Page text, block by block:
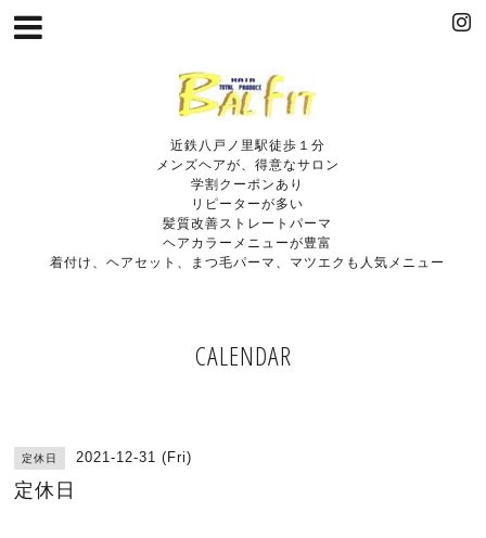
近鉄八戸ノ里駅徒歩１分
メンズヘアが、得意なサロン
学割クーポンあり
リピーターが多い
髪質改善ストレートパーマ
ヘアカラーメニューが豊富
着付け、ヘアセット、まつ毛パーマ、マツエクも人気メニュー
CALENDAR
定休日 2021-12-31 (Fri)
定休日